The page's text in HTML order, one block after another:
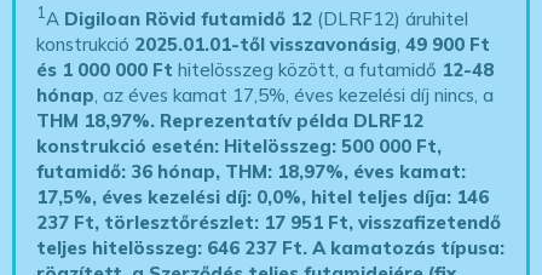
1A Digiloan Rövid futamidő 12 (DLRF12) áruhitel
konstrukció 2025.01.01-től visszavonásig,49 900 Ft
és 1 000 000 Ft hitelösszeg között, a futamidő 12-48
hónap, az éves kamat 17,5%, éves kezelési díj nincs, a
THM 18,97%. Reprezentatív példa DLRF12
konstrukció esetén: Hitelösszeg: 500 000 Ft,
futamidő: 36 hónap, THM: 18,97%, éves kamat:
17,5%, éves kezelési díj: 0,0%, hitel teljes díja: 146
237 Ft, törlesztőrészlet: 17 951 Ft, visszafizetendő
teljes hitelösszeg: 646 237 Ft.A kamatozás típusa: